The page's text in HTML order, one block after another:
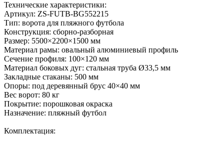
Технические характеристики:
Артикул: ZS-FUTB-BG552215
Тип: ворота для пляжного футбола
Конструкция: сборно-разборная
Размер: 5500×2200×1500 мм
Материал рамы: овальный алюминиевый профиль
Сечение профиля: 100×120 мм
Материал боковых дуг: стальная труба Ø33,5 мм
Закладные стаканы: 500 мм
Опоры: под деревянный брус 40×40 мм
Вес ворот: 80 кг
Покрытие: порошковая окраска
Назначение: пляжный футбол
Комплектация: